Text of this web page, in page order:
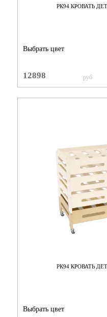
РК94 КРОВАТЬ
Выбрать цвет
12898 руб
РК94 КРОВАТЬ
Выбрать цвет